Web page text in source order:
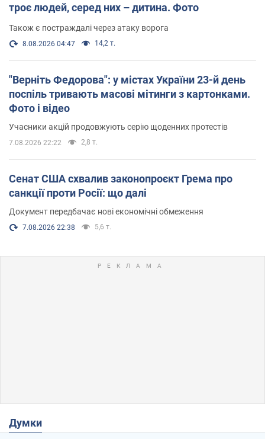
троє людей, серед них – дитина. Фото
Також є постраждалі через атаку ворога
8.08.2026 04:47 14,2 т.
"Верніть Федорова": у містах України 23-й день
поспіль тривають масові мітинги з картонками.
Фото і відео
Учасники акцій продовжують серію щоденних протестів
7.08.2026 22:22 2,8 т.
Сенат США схвалив законопроєкт Грема про
санкції проти Росії: що далі
Документ передбачає нові економічні обмеження
7.08.2026 22:38 5,6 т.
Думки